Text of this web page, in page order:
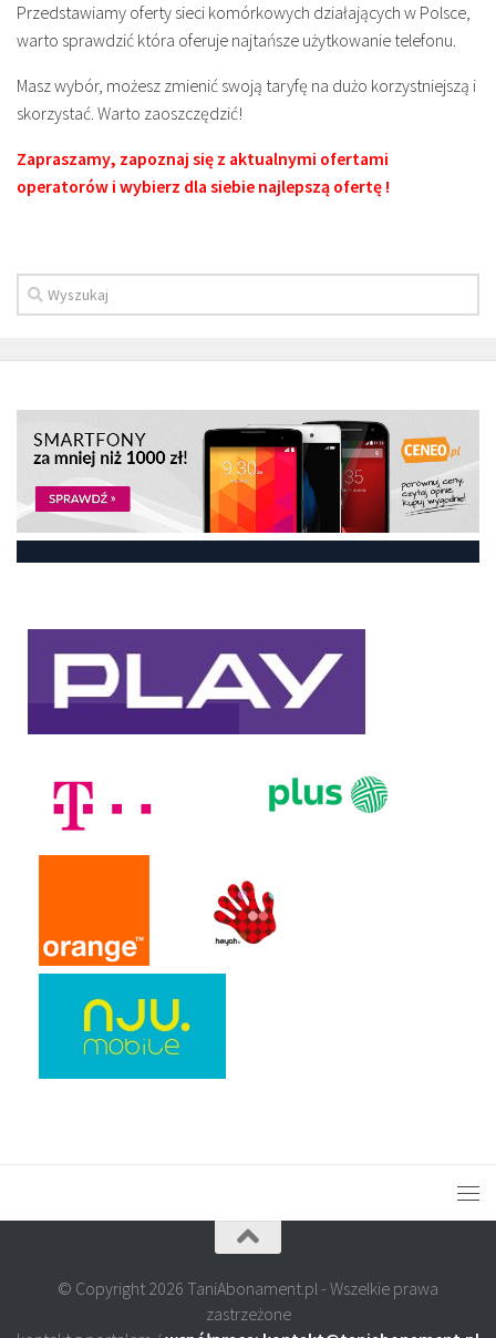
Przedstawiamy oferty sieci komórkowych działających w Polsce,
warto sprawdzić która oferuje najtańsze użytkowanie telefonu.
Masz wybór, możesz zmienić swoją taryfę na dużo korzystniejszą i
skorzystać. Warto zaoszczędzić!
Zapraszamy, zapoznaj się z aktualnymi ofertami
operatorów i wybierz dla siebie najlepszą ofertę !
© Copyright 2026 TaniAbonament.pl - Wszelkie prawa
zastrzeżone